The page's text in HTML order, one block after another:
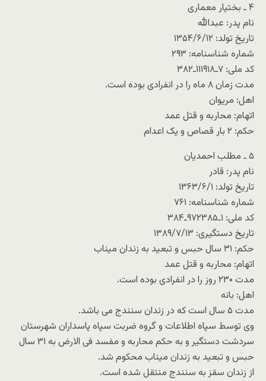
۴ ـ بختیار معماری
نام پدر: عبدالله
تاریخ تولد: ۱۳۵۴/۶/۱۲
شماره شناسنامه: ۲۹۳
کد ملی: ۷ـ۱۱۱۹۱۸ـ۳۸۲
مدت زمان ۸ ماه را در انفرادی بوده است.
اهل: مریوان
اتهام: محاربه و قتل عمد
حکم: ۲ بار قصاص و یک اعدام
۵ ـ مطلب احمدیان
نام پدر: قادر
تاریخ تولد: ۱۳۶۳/۶/۱
شماره شناسنامه: ۷۶۱
کد ملی: ۱ـ۹۷۲۳۸۵ـ۳۸۴
تاریخ دستگیری: ۱۳۸۹/۷/۱۳
حکم: ۳۱ سال حبس و تبعید به زندان میناب
اتهام: محاربه و قتل عمد
مدت ۲۳۰ روز را در انفرادی بوده است.
اهل: بانه
مدت ۵ سال است که در زندان سنندج می باشد.
وی توسط سپاه اطلاعات و گروه ضربت سپاه پاسداران شهرستان
سردشت دستگیر و به حکم محاربه و مفسد فی الارض به ۳۱ سال
حبس و تبعید به زندان میناب محکوم شد.
از زندان سقز به سنندج منتقل شده است.